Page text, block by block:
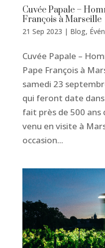
Cuvée Papale –
François à Marseille
21 Sep 2023 | Blog,
Cuvée Papale –
Pape François à
samedi 23
qui feront date
fait près de 500 ans
venu en visite à
occasion...